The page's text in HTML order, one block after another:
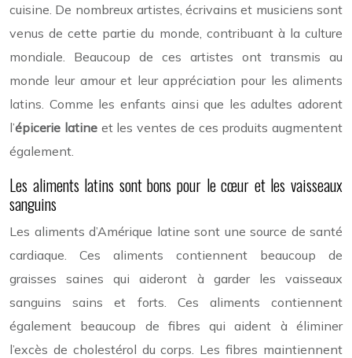
cuisine. De nombreux artistes, écrivains et musiciens sont
venus de cette partie du monde, contribuant à la culture
mondiale. Beaucoup de ces artistes ont transmis au
monde leur amour et leur appréciation pour les aliments
latins. Comme les enfants ainsi que les adultes adorent
l’épicerie latine et les ventes de ces produits augmentent
également.
Les aliments latins sont bons pour le cœur et les vaisseaux
sanguins
Les aliments d’Amérique latine sont une source de santé
cardiaque. Ces aliments contiennent beaucoup de
graisses saines qui aideront à garder les vaisseaux
sanguins sains et forts. Ces aliments contiennent
également beaucoup de fibres qui aident à éliminer
l’excès de cholestérol du corps. Les fibres maintiennent